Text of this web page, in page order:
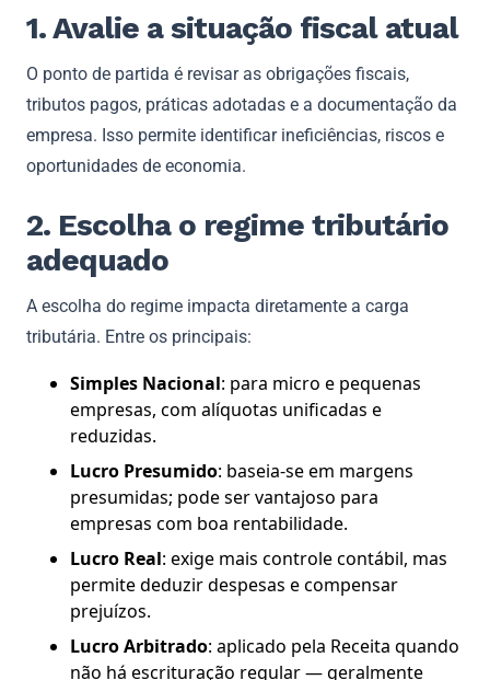
1. Avalie a situação fiscal atual
O ponto de partida é revisar as obrigações fiscais,
tributos pagos, práticas adotadas e a documentação da
empresa. Isso permite identificar ineficiências, riscos e
oportunidades de economia.
2. Escolha o regime tributário
adequado
A escolha do regime impacta diretamente a carga
tributária. Entre os principais:
Simples Nacional: para micro e pequenas
empresas, com alíquotas unificadas e
reduzidas.
Lucro Presumido: baseia-se em margens
presumidas; pode ser vantajoso para
empresas com boa rentabilidade.
Lucro Real: exige mais controle contábil, mas
permite deduzir despesas e compensar
prejuízos.
Lucro Arbitrado: aplicado pela Receita quando
não há escrituração regular — geralmente